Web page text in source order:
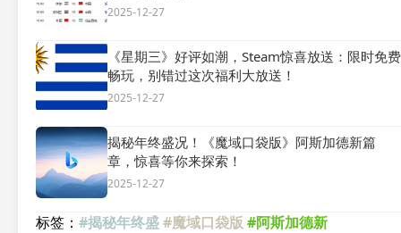
2025-12-27
《星期三》好评如潮，Steam惊喜放送：限时免费
畅玩，别错过这次福利大放送！
2025-12-27
揭秘年终盛况！《魔域口袋版》阿斯加德新篇
章，惊喜等你来探索！
2025-12-27
标签： #揭秘年终盛#魔域口袋版 #阿斯加德新